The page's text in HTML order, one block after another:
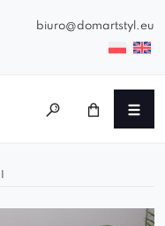
biuro@domartstyl.eu